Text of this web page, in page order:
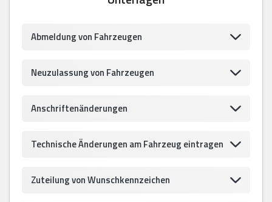
Abmeldung von Fahrzeugen
Neuzulassung von Fahrzeugen
Anschriftenänderungen
Technische Änderungen am Fahrzeug eintragen
Zuteilung von Wunschkennzeichen